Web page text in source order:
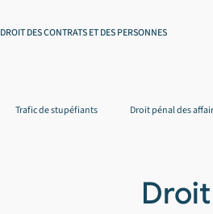
DROIT DES CONTRATS ET DES PERSONNES
Trafic de stupéfiants Droit pénal des